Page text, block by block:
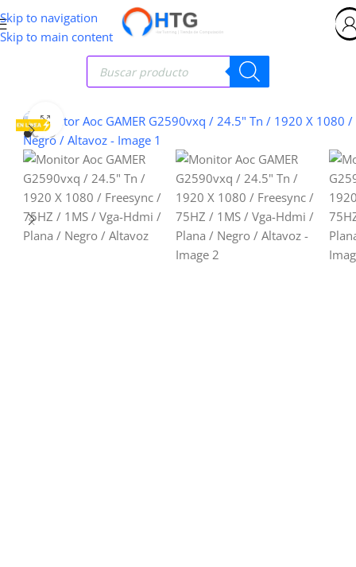
Skip to navigation
Skip to main content
Clic para ampliar